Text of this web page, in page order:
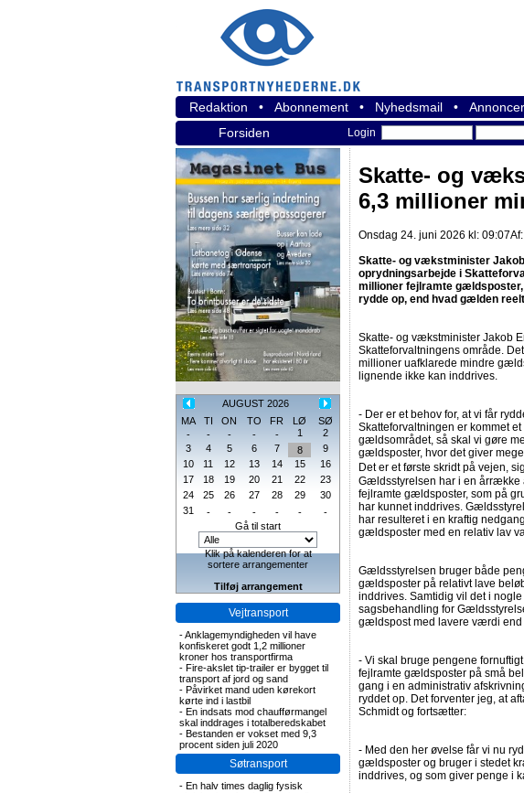
Redaktion • Abonnement • Nyhedsmail •
Forsiden
Login
AUGUST 2026
MA
TI ON TO FR LØ
SØ
-
- - - - 1
2
3
4 5 6 7 8
9
10
11 12 13 14 15
16
17
18 19 20 21 22
23
24
25 26 27 28 29
30
31
- - - - -
-
Gå til start
Klik på kalenderen for at
sortere arrangementer
Tilføj arrangement
Vejtransport
-Anklagemyndigheden vil have
konfiskeret godt 1,2 millioner
kroner hos transportfirma
- Fire-akslet tip-trailer er bygget til
transport af jord og sand
- Påvirket mand uden kørekort
kørte ind i lastbil
- En indsats mod chaufførmangel
skal inddrages i totalberedskabet
- Bestanden er vokset med 9,3
procent siden juli 2020
Søtransport
- En halv times daglig fysisk
Skatte- og
6,3 millioner
Onsdag 24. juni 2026 kl: 09:07Af:
Skatte- og vækstminister
oprydningsarbejde i
millioner fejlramte
rydde op, end hvad gælden
Skatte- og vækstminister Jakob
Skatteforvaltningens område.
millioner uafklarede mindre
lignende ikke kan inddrives.
- Der er et behov for, at vi får
Skatteforvaltningen er kommet
gældsområdet, så skal vi gøre
gældsposter, hvor det giver
Det er et første skridt på vejen,
Gældsstyrelsen har i en årrække
fejlramte gældsposter, som på
har kunnet inddrives.
har resulteret i en kraftig
gældsposter med en relativ lav
Gældsstyrelsen bruger både
gældsposter på relativt lave
inddrives. Samtidig vil det i
sagsbehandling for
gældspost med lavere værdi end
- Vi skal bruge pengene
fejlramte gældsposter på små
gang i en administrativ
ryddet op. Det forventer jeg, at
Schmidt og fortsætter:
- Med den her øvelse får vi nu
gældsposter og bruger i stedet
inddrives, og som giver penge i